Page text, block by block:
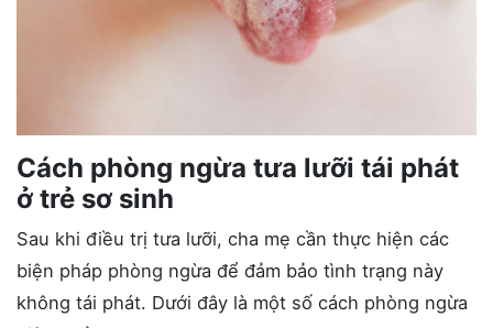
Cách phòng ngừa tưa lưỡi tái phát
ở trẻ sơ sinh
Sau khi điều trị tưa lưỡi, cha mẹ cần thực hiện các
biện pháp phòng ngừa để đảm bảo tình trạng này
không tái phát. Dưới đây là một số cách phòng ngừa